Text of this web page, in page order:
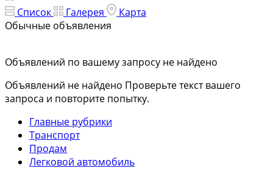
Список Галерея
Карта
Обычные объявления
Объявлений по вашему запросу не найдено
Объявлений не найдено Проверьте текст вашего
запроса и повторите попытку.
Главные рубрики
Транспорт
Продам
Легковой автомобиль